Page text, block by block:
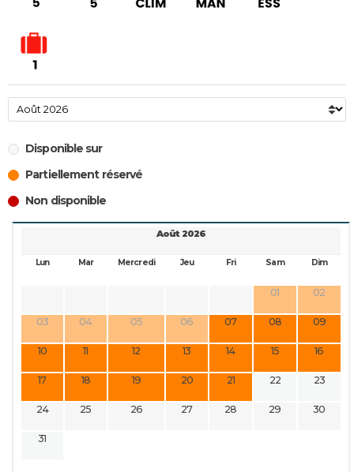
Disponible sur
Partiellement réservé
Non disponible
Août 2026
Lun Mar Mercredi Jeu Fri Sam Dim
01 02
03 04 05 06 07 08 09
10 11 12 13 14 15 16
17 18 19 20 21 22 23
24 25 26 27 28 29 30
31